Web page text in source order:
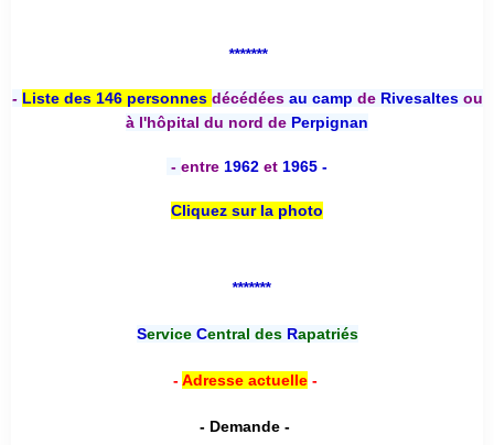
*******
- Liste des 146 personnes décédées au camp deRivesaltesou
à l'hôpital du nord de Perpignan
- entre 1962 et 1965 -
Cliquez sur la photo
*******
Service Central desRapatriés
-Adresse actuelle-
- Demande -